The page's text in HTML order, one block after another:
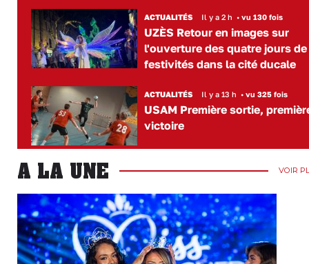
ACTUALITÉS Il y a 2 h • vu 130 fois
UZÈS Retour en images sur
l'ouverture des quatre jours de
festivités dans la cité ducale
ACTUALITÉS Il y a 13 h • vu 325 fois
USAM Première sortie,
victoire
A LA UNE VOIR